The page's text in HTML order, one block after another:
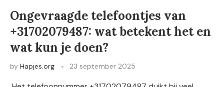
Ongevraagde telefoontjes van
+31702079487: wat betekent het en
wat kun je doen?
by Hapjes.org 23 september 2025